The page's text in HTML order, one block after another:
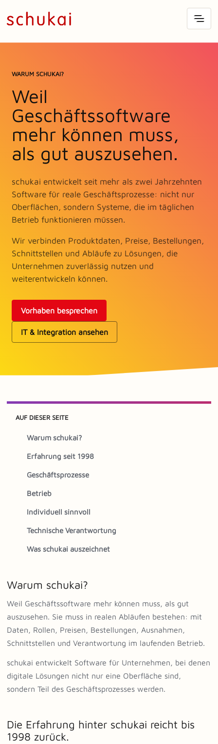
WARUM SCHUKAI?
Weil
Geschäftssoftware
mehr können muss,
als gut auszusehen.
schukai entwickelt seit mehr als zwei Jahrzehnten
Software für reale Geschäftsprozesse: nicht nur
Oberflächen, sondern Systeme, die im täglichen
Betrieb funktionieren müssen.
Wir verbinden Produktdaten, Preise, Bestellungen,
Schnittstellen und Abläufe zu Lösungen, die
Unternehmen zuverlässig nutzen und
weiterentwickeln können.
Vorhaben besprechen
IT & Integration ansehen
AUF DIESER SEITE
Warum schukai?
Erfahrung seit 1998
Geschäftsprozesse
Betrieb
Individuell sinnvoll
Technische Verantwortung
Was schukai auszeichnet
Warum schukai?
Weil Geschäftssoftware mehr können muss, als gut
auszusehen. Sie muss in realen Abläufen bestehen: mit
Daten, Rollen, Preisen, Bestellungen, Ausnahmen,
Schnittstellen und Verantwortung im laufenden Betrieb.
schukai entwickelt Software für Unternehmen, bei denen
digitale Lösungen nicht nur eine Oberfläche sind,
sondern Teil des Geschäftsprozesses werden.
Die Erfahrung hinter schukai reicht bis
1998 zurück.